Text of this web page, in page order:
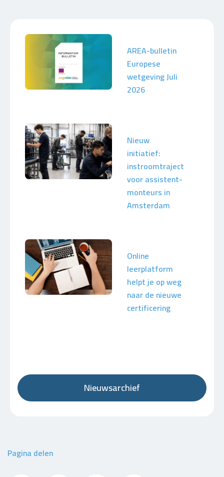
AREA-bulletin
Europese
wetgeving Juli
2026
Nieuw
initiatief:
instroomtraject
voor assistent-
monteurs in
Amsterdam
Online
leerplatform
helpt je op weg
naar de nieuwe
certificering
Nieuwsarchief
Pagina delen